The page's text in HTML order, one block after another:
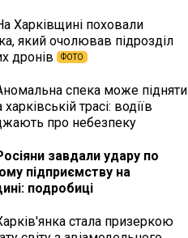
Харківщині поховали
який очолював підрозділ
дронів
ФОТО
спека може підняти
трасі: водіїв
про небезпеку
завдали удару по
підприємству на
подробиці
стала призеркою